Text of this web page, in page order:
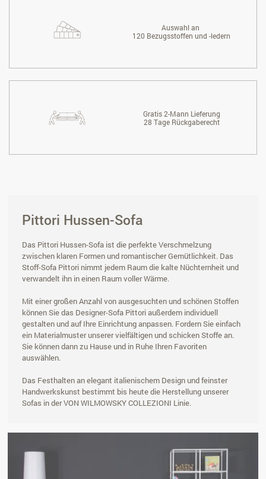
Auswahl an
120 Bezugsstoffen und -ledern
Gratis 2-Mann Lieferung
28 Tage Rückgaberecht
Pittori Hussen-Sofa
Das Pittori Hussen-Sofa ist die perfekte Verschmelzung
zwischen klaren Formen und romantischer Gemütlichkeit. Das
Stoff-Sofa Pittori nimmt jedem Raum die kalte Nüchternheit und
verwandelt ihn in einen Raum voller Wärme.
Mit einer großen Anzahl von ausgesuchten und schönen Stoffen
können Sie das Designer-Sofa Pittori außerdem individuell
gestalten und auf Ihre Einrichtung anpassen. Fordern Sie einfach
ein Materialmuster unserer vielfältigen und schicken Stoffe an.
Sie können dann zu Hause und in Ruhe Ihren Favoriten
auswählen.
Das Festhalten an elegant italienischem Design und feinster
Handwerkskunst bestimmt bis heute die Herstellung unserer
Sofas in der VON WILMOWSKY COLLEZIONI Linie.